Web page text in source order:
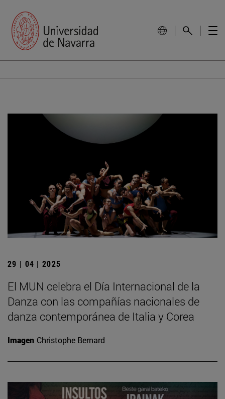
29 | 04 | 2025
El MUN celebra el Día Internacional de la
Danza con las compañías nacionales de
danza contemporánea de Italia y Corea
Imagen Christophe Bernard